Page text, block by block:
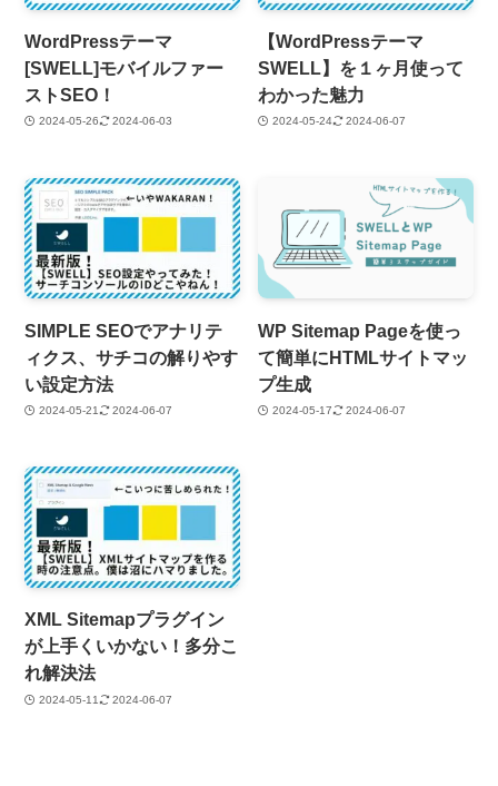
WordPressテーマ
[SWELL]モバイルファー
ストSEO！
2024-05-26 2024-06-03
【WordPressテーマ
SWELL】を１ヶ月使って
わかった魅力
2024-05-24 2024-06-07
SIMPLE SEOでアナリテ
ィクス、サチコの解りやす
い設定方法
2024-05-21 2024-06-07
WP Sitemap Pageを使っ
て簡単にHTMLサイトマッ
プ生成
2024-05-17 2024-06-07
XML Sitemapプラグイン
が上手くいかない！多分こ
れ解決法
2024-05-11 2024-06-07